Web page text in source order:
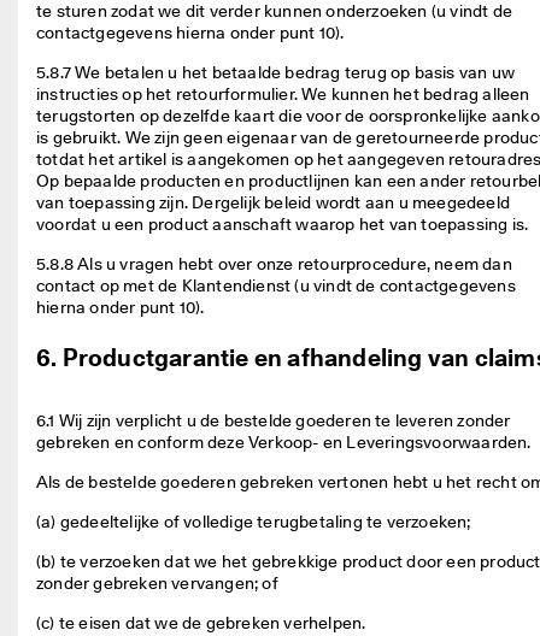
te sturen zodat we dit verder kunnen onderzoeken (u vindt de
contactgegevens hierna onder punt 10).
5.8.7 We betalen u het betaalde bedrag terug op basis van uw
instructies op het retourformulier. We kunnen het bedrag alleen
terugstorten op dezelfde kaart die voor de oorspronkelijke
is gebruikt. We zijn geen eigenaar van de geretourneerde
totdat het artikel is aangekomen op het aangegeven
Op bepaalde producten en productlijnen kan een ander
van toepassing zijn. Dergelijk beleid wordt aan u meegedeeld
voordat u een product aanschaft waarop het van toepassing is.
5.8.8 Als u vragen hebt over onze retourprocedure, neem dan
contact op met de Klantendienst (u vindt de contactgegevens
hierna onder punt 10).
6. Productgarantie en afhandeling van
6.1 Wij zijn verplicht u de bestelde goederen te leveren zonder
gebreken en conform deze Verkoop- en Leveringsvoorwaarden.
Als de bestelde goederen gebreken vertonen hebt u het recht
(a) gedeeltelijke of volledige terugbetaling te verzoeken;
(b) te verzoeken dat we het gebrekkige product door een product
zonder gebreken vervangen; of
(c) te eisen dat we de gebreken verhelpen.